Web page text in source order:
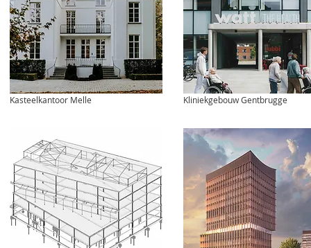
Kasteelkantoor Melle Kliniekgebouw Gentbrugge